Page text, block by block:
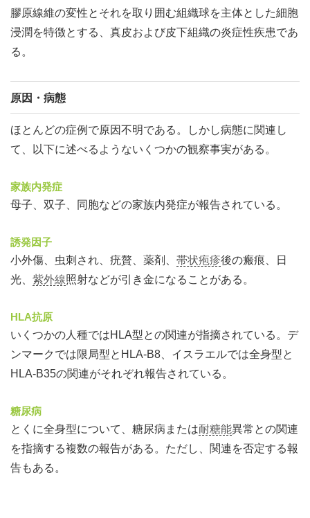
膠原線維の変性とそれを取り囲む組織球を主体とした細胞
浸潤を特徴とする、真皮および皮下組織の炎症性疾患であ
る。
原因・病態
ほとんどの症例で原因不明である。しかし病態に関連し
て、以下に述べるようないくつかの観察事実がある。
家族内発症
母子、双子、同胞などの家族内発症が報告されている。
誘発因子
小外傷、虫刺され、疣贅、薬剤、 帯状疱疹後の瘢痕、日
光、 紫外線照射などが引き金になることがある。
HLA抗原
いくつかの人種ではHLA型との関連が指摘されている。デ
ンマークでは限局型とHLA‐B8、イスラエルでは全身型と
HLA‐B35の関連がそれぞれ報告されている。
糖尿病
とくに全身型について、糖尿病または耐糖能異常との関連
を指摘する複数の報告がある。ただし、関連を否定する報
告もある。